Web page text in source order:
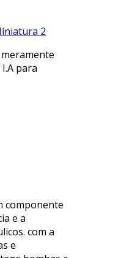
para
componente
e a
com a
e